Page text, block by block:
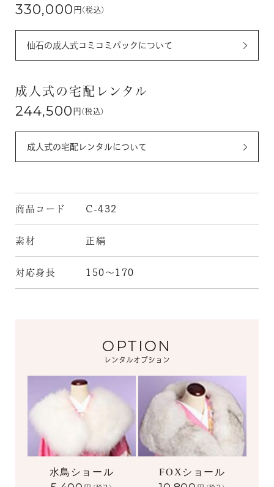
330,000 円 (税込)
仙石の成人式コミコミパックについて
成人式の宅配レンタル
244,500 円 (税込)
成人式の宅配レンタルについて
商品コード C-432
素材 正絹
対応身長 150～170
OPTION
レンタルオプション
水鳥ショール FOXショール